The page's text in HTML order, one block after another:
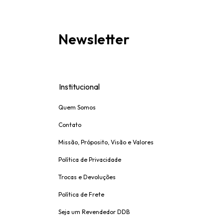
Newsletter
Institucional
Quem Somos
Contato
Missão, Próposito, Visão e Valores
Política de Privacidade
Trocas e Devoluções
Política de Frete
Seja um Revendedor DDB